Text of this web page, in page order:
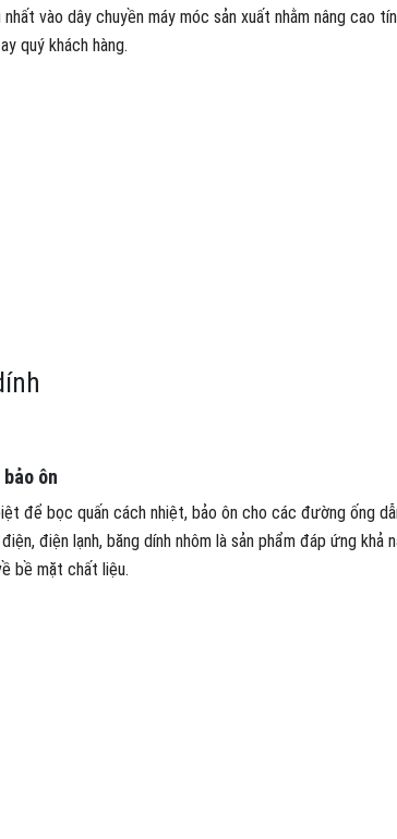
vào dây chuyền máy móc sản xuất nhằm nâng
quý khách hàng.
ôn
để bọc quấn cách nhiệt, bảo ôn cho các đường ống
điện lạnh, băng dính nhôm là sản phẩm đáp ứng khả
bề mặt chất liệu.